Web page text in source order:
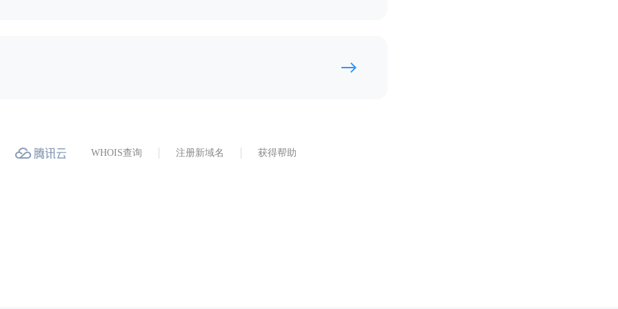
WHOIS查询 注册新域名 获得帮助